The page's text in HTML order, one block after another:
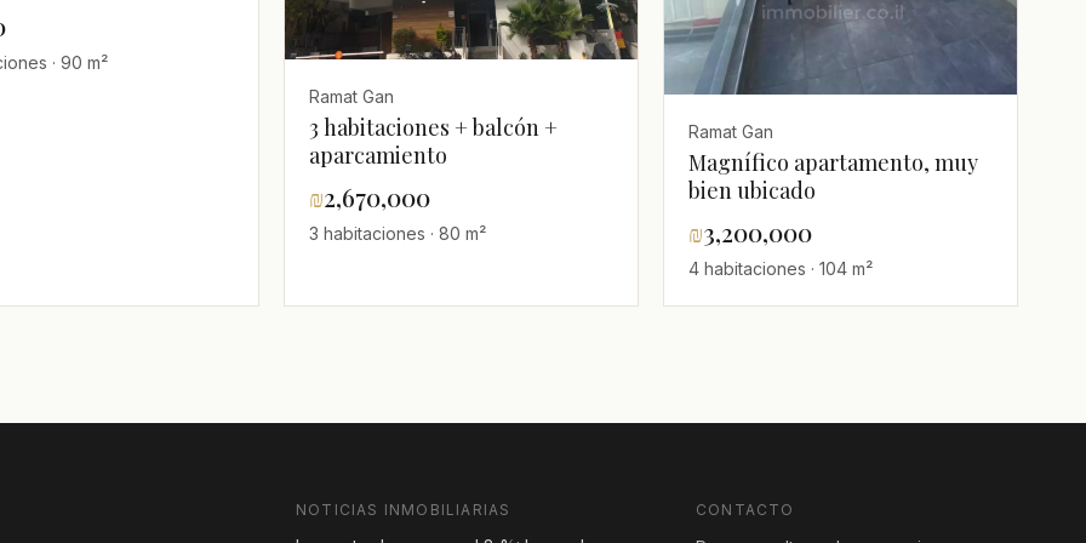
en alquiler en el
de Ramat Gan, cerca
Hayarkon
· 90 m²
Ramat Gan
3 habitaciones + balcón +
aparcamiento
₪2,670,000
3 habitaciones · 80 m²
Ramat Gan
Magnífico apartamento, muy
bien ubicado
₪3,200,000
4 habitaciones · 104 m²
NOTICIAS INMOBILIARIAS CONTACTO